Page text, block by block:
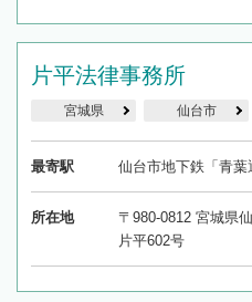
片平法律事務所
宮城県 仙台市
最寄駅 仙台市地下鉄「青
所在地
〒980-0812 宮城県
片平602号